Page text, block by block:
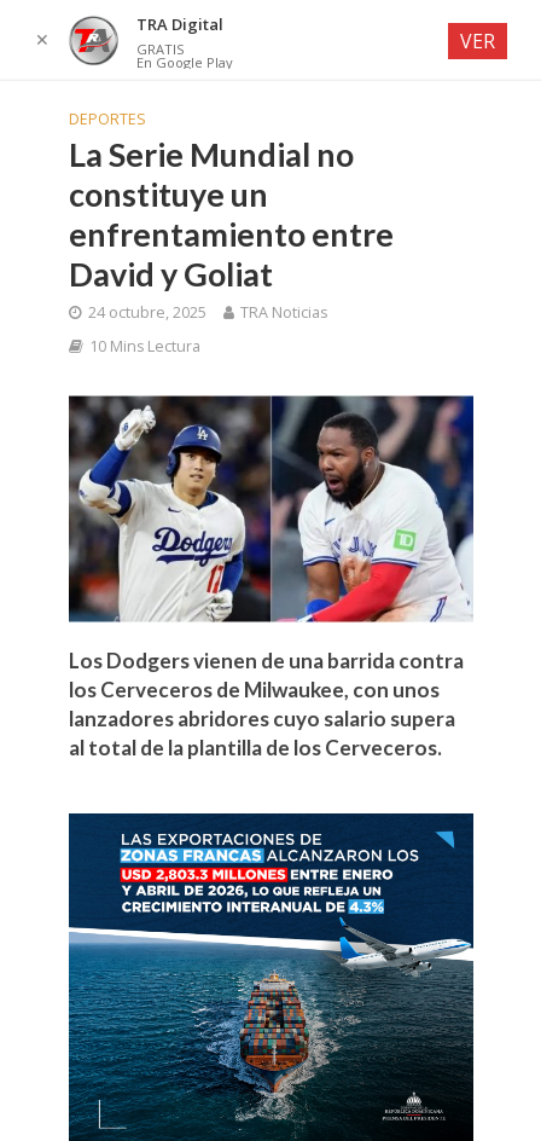
DEPORTES
La Serie Mundial no
constituye un
enfrentamiento entre
David y Goliat
24 octubre, 2025
TRA Noticias
10 Mins Lectura
Los Dodgers vienen de una barrida contra
los Cerveceros de Milwaukee, con unos
lanzadores abridores cuyo salario supera
al total de la plantilla de los Cerveceros.
✕
TRA Digital
GRATIS
En Google Play
VER